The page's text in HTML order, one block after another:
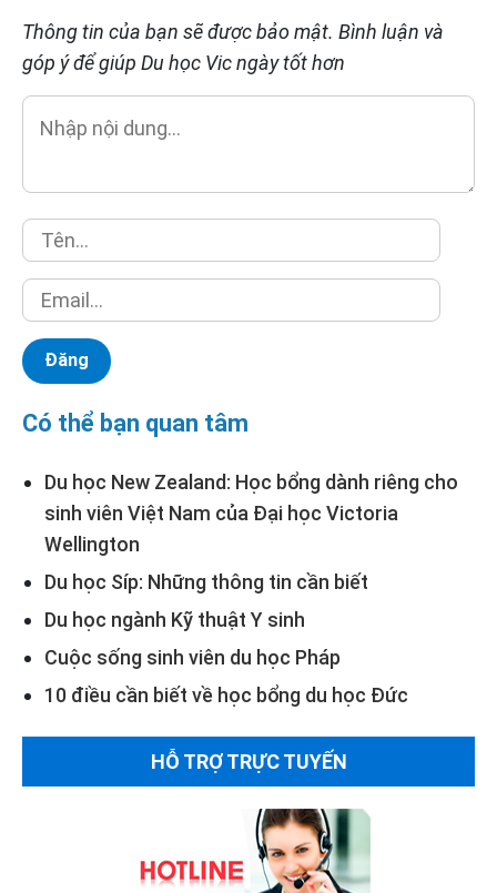
Thông tin của bạn sẽ được bảo mật. Bình luận và
góp ý để giúp Du học Vic ngày tốt hơn
Có thể bạn quan tâm
Du học New Zealand: Học bổng dành riêng cho
sinh viên Việt Nam của Đại học Victoria
Wellington
Du học Síp: Những thông tin cần biết
Du học ngành Kỹ thuật Y sinh
Cuộc sống sinh viên du học Pháp
10 điều cần biết về học bổng du học Đức
HỖ TRỢ TRỰC TUYẾN